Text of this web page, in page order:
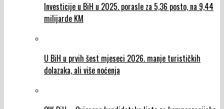
Investicije u BiH u 2025. porasle za 5,36 posto, na 9,44
milijarde KM
U BiH u prvih šest mjeseci 2026. manje turističkih
dolazaka, ali više noćenja